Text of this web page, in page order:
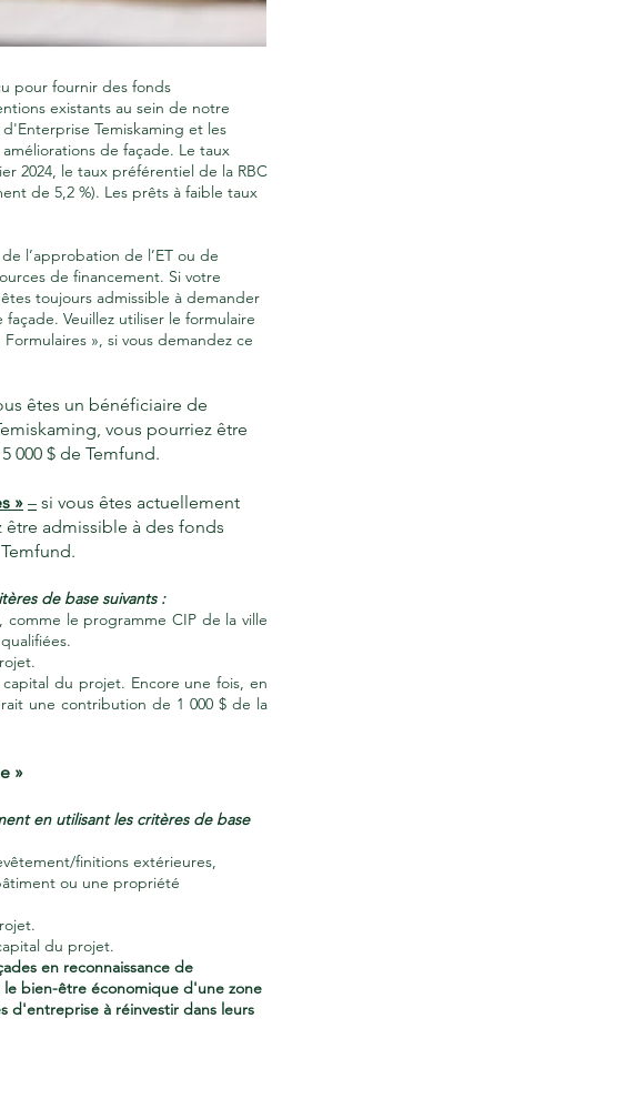
pour fournir des fonds
existants au sein de notre
Temiskaming et les
de façade. Le taux
2024, le taux préférentiel de la RBC
de 5,2 %). Les prêts à faible taux
l’approbation de l’ET ou de
de financement. Si votre
toujours admissible à demander
Veuillez utiliser le formulaire
», si vous demandez ce
êtes un bénéficiaire de
vous pourriez être
000 $ de Temfund.
» – si vous êtes actuellement
être admissible à des fonds
de base suivants :
le programme CIP de la ville
du projet. Encore une fois, en
une contribution de 1 000 $ de la
»
en utilisant les critères de base
finitions extérieures,
ou une propriété
du projet.
en reconnaissance de
bien-être économique d'une zone
d'entreprise à réinvestir dans leurs